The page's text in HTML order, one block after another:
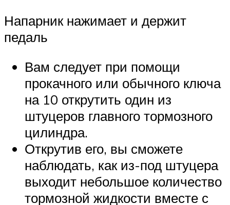
Напарник нажимает и держит
педаль
Вам следует при помощи
прокачного или обычного ключа
на 10 открутить один из
штуцеров главного тормозного
цилиндра.
Открутив его, вы сможете
наблюдать, как из-под штуцера
выходит небольшое количество
тормозной жидкости вместе с